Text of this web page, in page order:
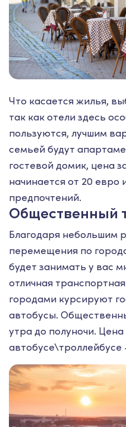
Что касается жилья,
так как отели здесь
пользуются, лучшим
семьей будут
гостевой домик, цена
начинается от 20 евро
предпочтений.
Общественный
Благодаря небольшим
перемещения по
будет занимать у вас
отличная
городами курсируют
автобусы.
утра до полуночи.
автобусе\троллейбусе